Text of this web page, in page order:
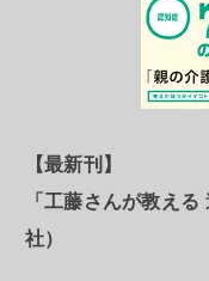
【最新刊】
「工藤さんが教え
社）